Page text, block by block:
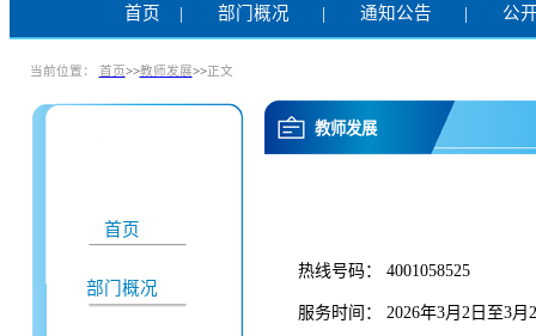
首页 | 部门概况 | 通知公告 | 公
当前位置： 首页>>教师发展>>正文
首页
部门概况
教师发展
热线号码： 4001058525
服务时间： 2026年3月2日至3